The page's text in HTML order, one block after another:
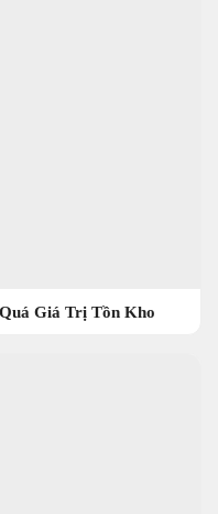
Giá Trị Tồn Kho